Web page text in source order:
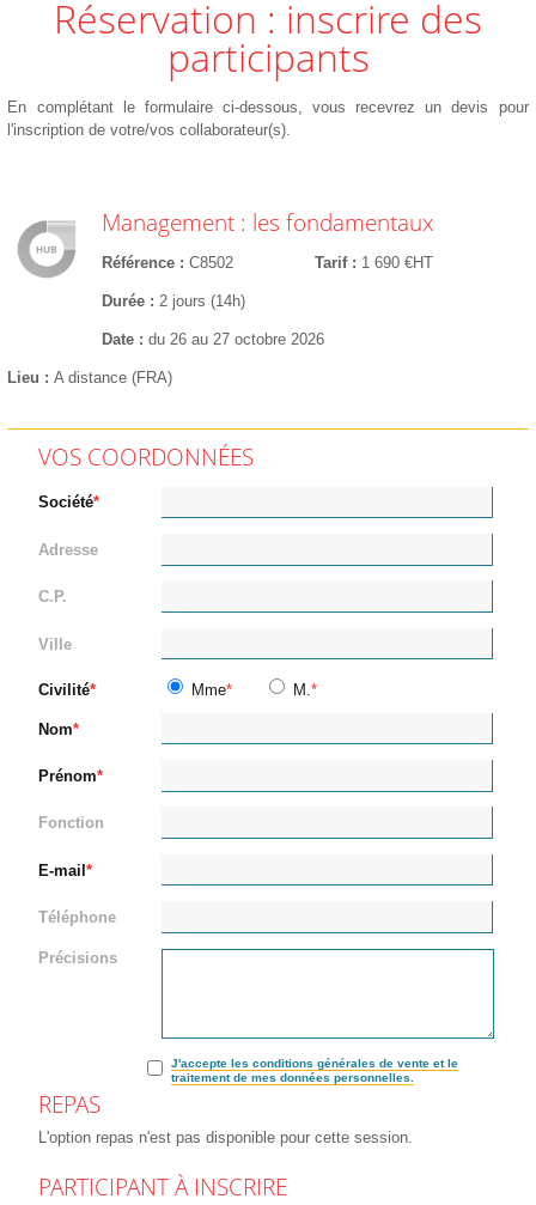
Réservation : inscrire des
participants
En complétant le formulaire ci-dessous, vous recevrez un devis pour
l'inscription de votre/vos collaborateur(s).
Management : les fondamentaux
Référence C8502 Tarif 1 690 €HT
Durée 2 jours (14h)
Date du 26 au 27 octobre 2026
Lieu A distance (FRA)
VOS COORDONNÉES
Société
Adresse
C.P.
Ville
Civilité Mme M.
Nom
Prénom
Fonction
E-mail
Téléphone
Précisions
J'accepte les conditions générales de vente et le
traitement de mes données personnelles.
REPAS
L'option repas n'est pas disponible pour cette session.
PARTICIPANT À INSCRIRE